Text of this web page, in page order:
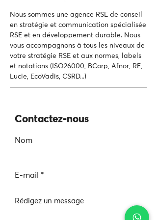
Nous sommes une agence RSE de conseil
en stratégie et communication spécialisée
RSE et en développement durable. Nous
vous accompagnons à tous les niveaux de
votre stratégie RSE et aux normes, labels
et notations (ISO26000, BCorp, Afnor, RE,
Lucie, EcoVadis, CSRD...)
Contactez-nous
Nom
E-mail
Rédigez un message